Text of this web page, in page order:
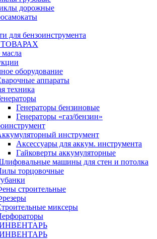
дорожные
для бензоинструмента
оборудование
аппараты
техника
Генераторы бензиновые
Генераторы «газ/бензин»
инструмент
Аксессуары для аккум. инструмента
Гайковерты аккумуляторные
машины для стен и потолка
торцовочные
строительные
миксеры